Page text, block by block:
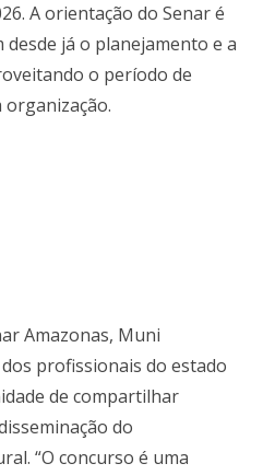
A orientação do Senar é
já o planejamento e a
o período de
Amazonas, Muni
profissionais do estado
de compartilhar
do
“O concurso é uma